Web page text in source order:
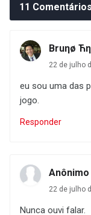
11 Comentários
Bruηø
22 de julho
eu sou uma das
jogo.
Responder
Anônimo
22 de julho
Nunca ouvi falar.